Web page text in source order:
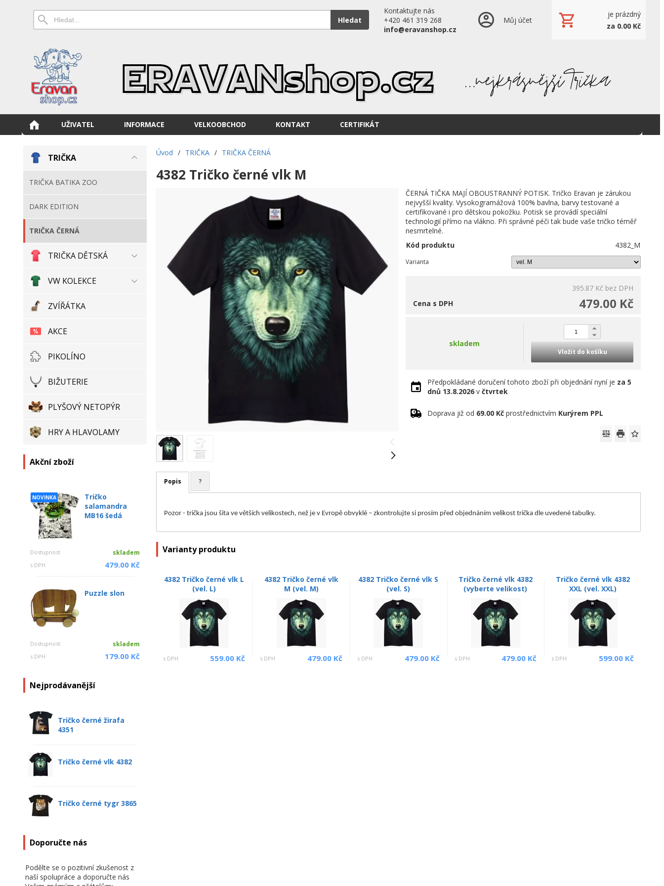
Hledat
Kontaktujte nás
+420 461 319 268
info@eravanshop.cz
Můj účet
je prázdný
za 0.00 Kč
UŽIVATEL INFORMACE VELKOOBCHOD KONTAKT CERTIFIKÁT
TRIČKA
TRIČKA BATIKA ZOO
DARK EDITION
TRIČKA ČERNÁ
TRIČKA DĚTSKÁ
VW KOLEKCE
ZVÍŘÁTKA
AKCE
PIKOLÍNO
BIŽUTERIE
PLYŠOVÝ NETOPÝR
HRY A HLAVOLAMY
Akční zboží
NOVINKA
Tričko
salamandra
MB16 šedá
Dostupnost skladem
s DPH 479.00 Kč
Puzzle slon
Dostupnost skladem
s DPH 179.00 Kč
Nejprodávanější
Tričko černé žirafa
4351
Tričko černé vlk 4382
Tričko černé tygr 3865
Doporučte nás
Podělte se o pozitivní zkušenost z
naší spolupráce a doporučte nás
Úvod / TRIČKA / TRIČKA ČERNÁ
4382 Tričko černé vlk M
ČERNÁ TIČKA MAJÍ OBOUSTRANNÝ POTISK. Tričko Eravan je zárukou
nejvyšší kvality. Vysokogramážová 100% bavlna, barvy testované a
certifikované i pro dětskou pokožku. Potisk se provádí speciální
technologií přímo na vlákno. Při správné péči tak bude vaše tričko téměř
nesmrtelné.
Kód produktu
4382_M
Varianta
395.87 Kč bez DPH
479.00 Kč
Cena s DPH
skladem
Vložit do košíku
Předpokládané doručení tohoto zboží při objednání nyní je za 5
dnů 13.8.2026 včtvrtek
Doprava již od 69.00 Kč prostřednictvím Kurýrem PPL
Popis ?
Pozor - trička jsou šita ve větších velikostech, než je v Evropě obvyklé – zkontrolujte si prosím před objednáním velikost trička dle uvedené tabulky.
Varianty produktu
4382 Tričko černé vlk L
(vel. L)
s DPH 559.00 Kč
4382 Tričko černé vlk
M (vel. M)
s DPH 479.00 Kč
4382 Tričko černé vlk S
(vel. S)
s DPH 479.00 Kč
Tričko černé vlk 4382
(vyberte velikost)
s DPH 479.00 Kč
Tričko černé vlk 4382
XXL (vel. XXL)
s DPH 599.00 Kč